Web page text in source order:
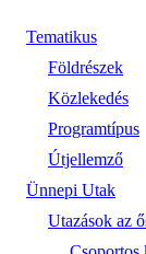
Tematikus
Földrészek
Közlekedés
Programtípus
Útjellemző
Ünnepi Utak
Utazások az